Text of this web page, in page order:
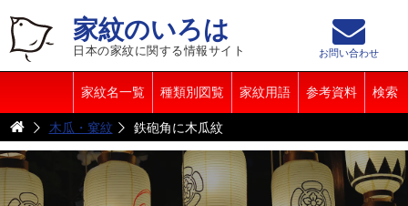
家紋のいろは
日本の家紋に関する情報サイト
家紋名一覧 種類別図覧 家紋用語 参考資料 検索
お問い合わせ
木瓜・窠紋 鉄砲角に木瓜紋